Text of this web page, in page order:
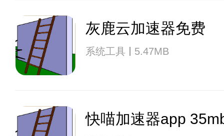
灰鹿云加速器免费
系统工具 5.47MB
快喵加速器app